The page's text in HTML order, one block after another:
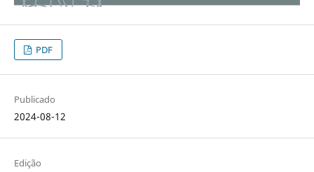
PDF
Publicado
2024-08-12
Edição